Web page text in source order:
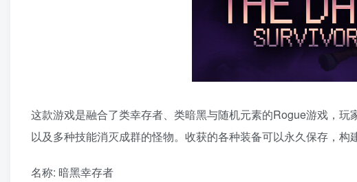
这款游戏是融合了类幸存者、类暗黑与随机元素的Rogue游戏，
以及多种技能消灭成群的怪物。收获的各种装备可以永久保存，构
名称: 暗黑幸存者